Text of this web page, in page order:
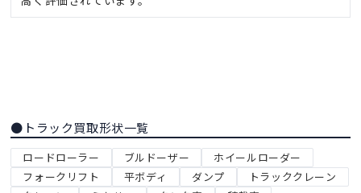
●トラック買取形状一覧
ロードローラー ブルドーザー
ホイールローダー
フォークリフト
平ボディ ダンプ
トラッククレーン